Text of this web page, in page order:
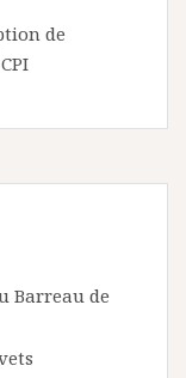
de
Barreau de